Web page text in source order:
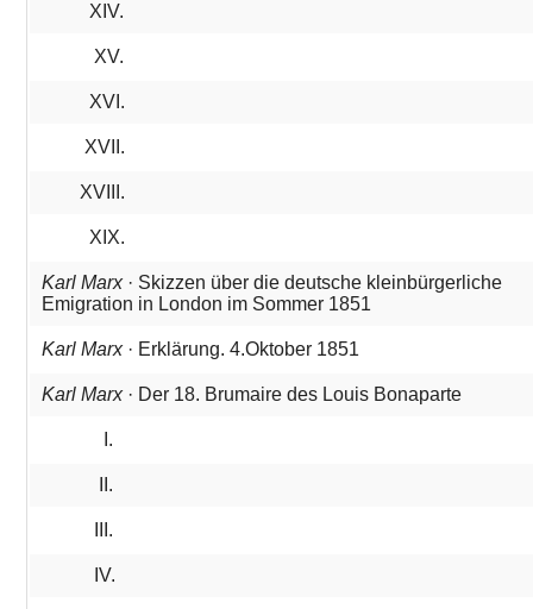
XIV.
XV.
XVI.
XVII.
XVIII.
XIX.
Karl Marx· Skizzen über die deutsche kleinbürgerliche
Emigration in London im Sommer 1851
Karl Marx· Erklärung. 4.Oktober 1851
Karl Marx· Der 18. Brumaire des Louis Bonaparte
I.
II.
III.
IV.